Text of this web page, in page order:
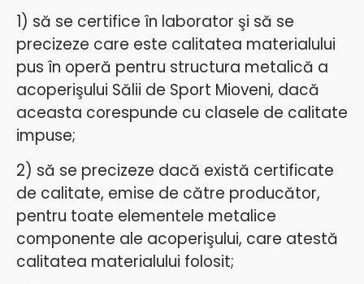
1) să se certifice în laborator şi să se
precizeze care este calitatea materialului
pus în operă pentru structura metalică a
acoperişului Sălii de Sport Mioveni, dacă
aceasta corespunde cu clasele de calitate
impuse;
2) să se precizeze dacă există certificate
de calitate, emise de către producător,
pentru toate elementele metalice
componente ale acoperişului, care atestă
calitatea materialului folosit;